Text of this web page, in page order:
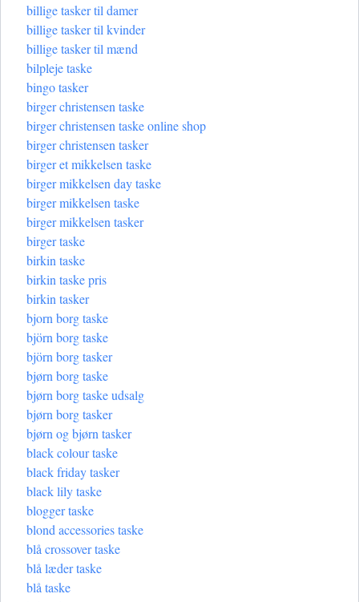
billige tasker til damer
billige tasker til kvinder
billige tasker til mænd
bilpleje taske
bingo tasker
birger christensen taske
birger christensen taske online shop
birger christensen tasker
birger et mikkelsen taske
birger mikkelsen day taske
birger mikkelsen taske
birger mikkelsen tasker
birger taske
birkin taske
birkin taske pris
birkin tasker
bjorn borg taske
björn borg taske
björn borg tasker
bjørn borg taske
bjørn borg taske udsalg
bjørn borg tasker
bjørn og bjørn tasker
black colour taske
black friday tasker
black lily taske
blogger taske
blond accessories taske
blå crossover taske
blå læder taske
blå taske